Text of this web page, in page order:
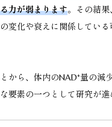
力が弱まります。その結果
変化や衰えに関係してい
から、体内のNAD⁺量の減
要素の一つとして研究が進